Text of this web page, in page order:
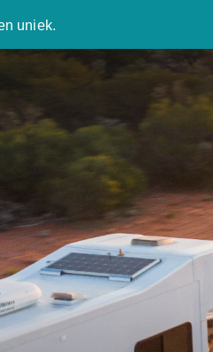
uniek.